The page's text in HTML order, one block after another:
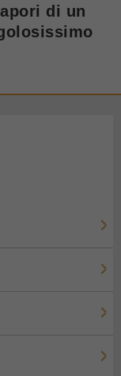
di un